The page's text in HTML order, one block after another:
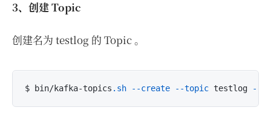
3、创建 Topic
创建名为 testlog 的 Topic 。
$ bin/kafka-topics .sh --create --topic testlog --